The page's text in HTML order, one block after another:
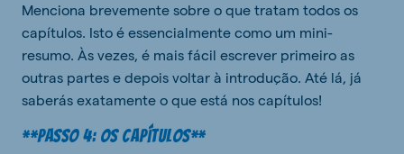
Menciona brevemente sobre o que tratam todos os
capítulos. Isto é essencialmente como um mini-
resumo. Às vezes, é mais fácil escrever primeiro as
outras partes e depois voltar à introdução. Até lá, já
saberás exatamente o que está nos capítulos!
**Passo 4: Os capítulos**